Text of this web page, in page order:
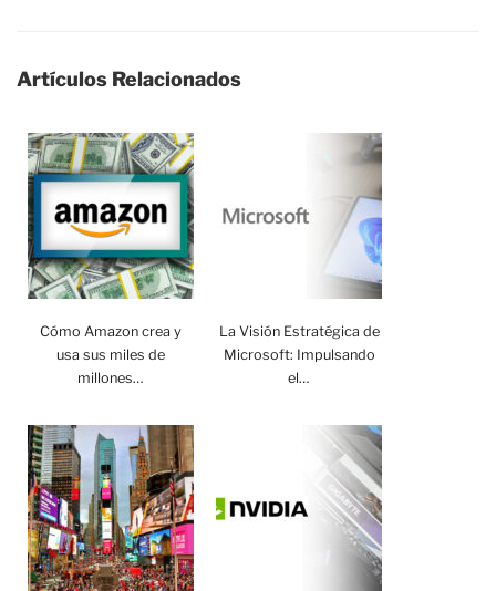
Artículos Relacionados
Cómo Amazon crea y
usa sus miles de
millones…
La Visión Estratégica de
Microsoft: Impulsando
el…